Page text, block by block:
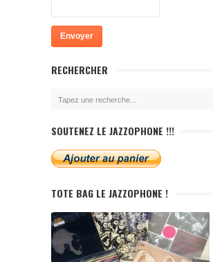
RECHERCHER
SOUTENEZ LE JAZZOPHONE !!!
TOTE BAG LE JAZZOPHONE !